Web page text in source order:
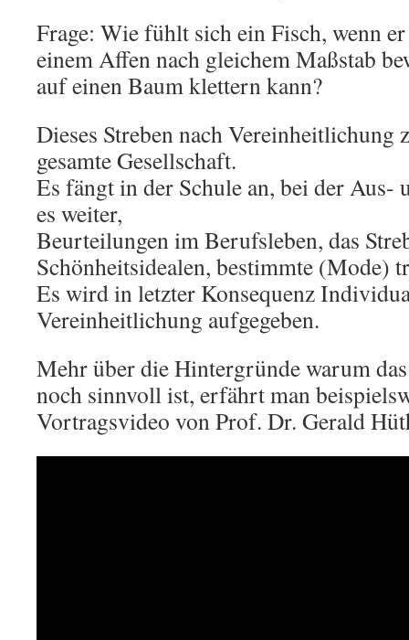
Frage: Wie fühlt sich ein Fisch, wenn
einem Affen nach gleichem Maßstab
auf einen Baum klettern kann?
Dieses Streben nach Vereinheitlichung
gesamte Gesellschaft.
Es fängt in der Schule an, bei der Aus-
es weiter,
Beurteilungen im Berufsleben, das
Schönheitsidealen, bestimmte (Mode)
Es wird in letzter Konsequenz
Vereinheitlichung aufgegeben.
Mehr über die Hintergründe warum
noch sinnvoll ist, erfährt man
Vortragsvideo von Prof. Dr. Gerald